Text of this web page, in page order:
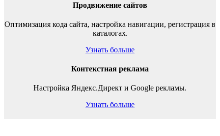
Продвижение сайтов
Оптимизация кода сайта, настройка навигации, регистрация в
каталогах.
Узнать больше
Контекстная реклама
Настройка Яндекс.Директ и Google рекламы.
Узнать больше